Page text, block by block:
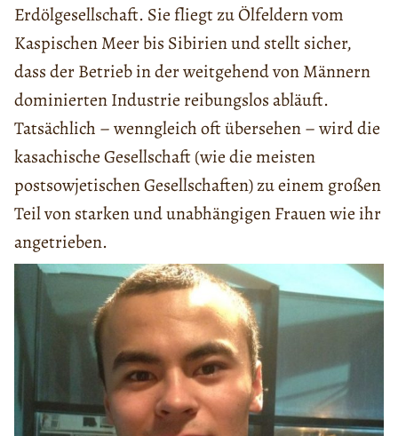
Erdölgesellschaft. Sie fliegt zu Ölfeldern vom
Kaspischen Meer bis Sibirien und stellt sicher,
dass der Betrieb in der weitgehend von Männern
dominierten Industrie reibungslos abläuft.
Tatsächlich – wenngleich oft übersehen – wird die
kasachische Gesellschaft (wie die meisten
postsowjetischen Gesellschaften) zu einem großen
Teil von starken und unabhängigen Frauen wie ihr
angetrieben.